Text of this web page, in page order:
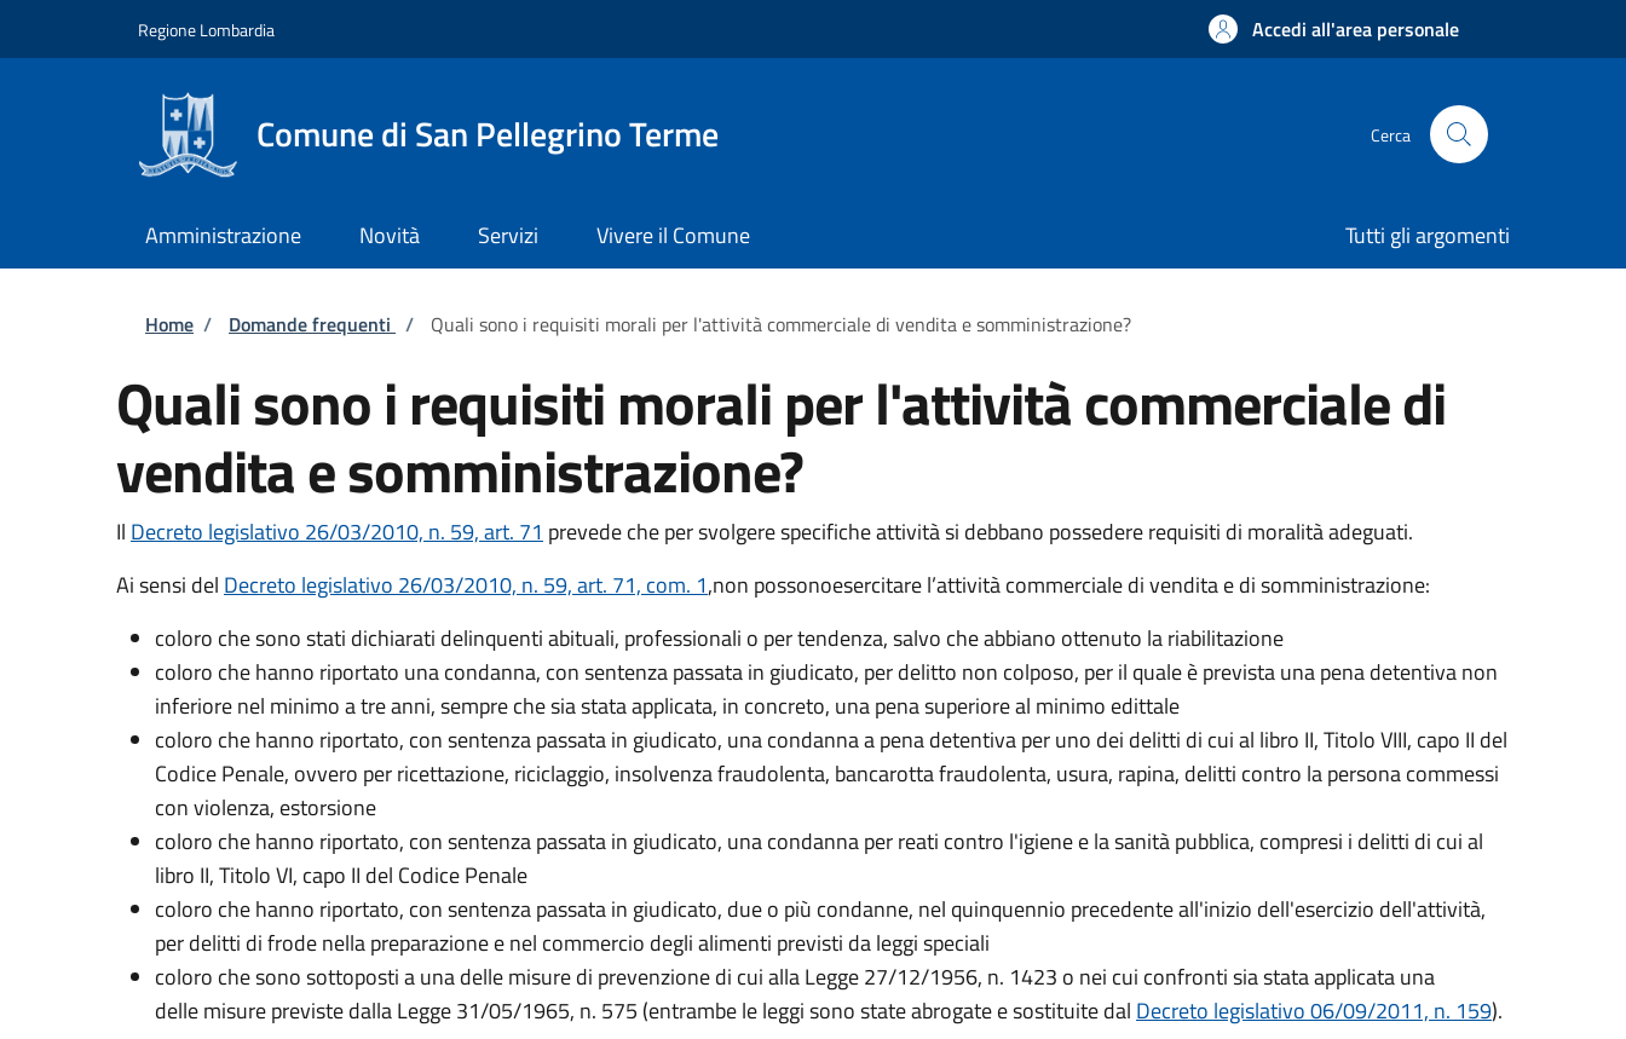
Regione Lombardia Accedi all'area personale
Comune di San Pellegrino Terme Cerca
Amministrazione Novità Servizi Vivere il Comune Tutti gli argomenti
Briciole di pane
Home / Domande frequenti / Quali sono i requisiti morali per l'attività commerciale di vendita e somministrazione?
Quali sono i requisiti morali per l'attività commerciale di
vendita e somministrazione?
Il Decreto legislativo 26/03/2010, n. 59, art. 71 prevede che per svolgere specifiche attività si debbano possedere requisiti di moralità adeguati.
Ai sensi del Decreto legislativo 26/03/2010, n. 59, art. 71, com. 1,non possonoesercitare l’attività commerciale di vendita e di somministrazione:
coloro che sono stati dichiarati delinquenti abituali, professionali o per tendenza, salvo che abbiano ottenuto la riabilitazione
coloro che hanno riportato una condanna, con sentenza passata in giudicato, per delitto non colposo, per il quale è prevista una pena detentiva non
inferiore nel minimo a tre anni, sempre che sia stata applicata, in concreto, una pena superiore al minimo edittale
coloro che hanno riportato, con sentenza passata in giudicato, una condanna a pena detentiva per uno dei delitti di cui al libro II, Titolo VIII, capo II del
Codice Penale, ovvero per ricettazione, riciclaggio, insolvenza fraudolenta, bancarotta fraudolenta, usura, rapina, delitti contro la persona commessi
con violenza, estorsione
coloro che hanno riportato, con sentenza passata in giudicato, una condanna per reati contro l'igiene e la sanità pubblica, compresi i delitti di cui al
libro II, Titolo VI, capo II del Codice Penale
coloro che hanno riportato, con sentenza passata in giudicato, due o più condanne, nel quinquennio precedente all'inizio dell'esercizio dell'attività,
per delitti di frode nella preparazione e nel commercio degli alimenti previsti da leggi speciali
coloro che sono sottoposti a una delle misure di prevenzione di cui alla Legge 27/12/1956, n. 1423 o nei cui confronti sia stata applicata una
delle misure previste dalla Legge 31/05/1965, n. 575 (entrambe le leggi sono state abrogate e sostituite dal Decreto legislativo 06/09/2011, n. 159).